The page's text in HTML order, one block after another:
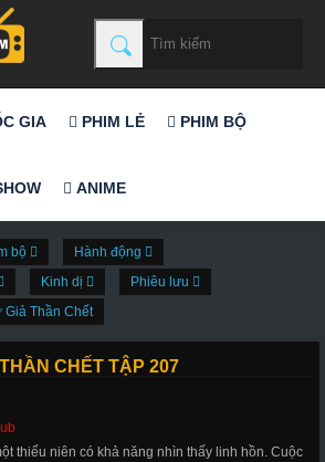
GIA PHIM LẺ PHIM BỘ
ANIME
bộ
Hành động
Kinh dị
Phiêu lưu
Giả Thần Chết
CHẾT TẬP 207
thiếu niên có khả năng nhìn thấy linh hồn. Cuộc